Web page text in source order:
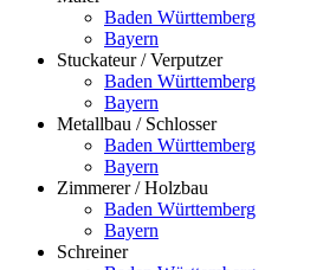
Baden Württemberg
Bayern
Stuckateur / Verputzer
Baden Württemberg
Bayern
Metallbau / Schlosser
Baden Württemberg
Bayern
Zimmerer / Holzbau
Baden Württemberg
Bayern
Schreiner